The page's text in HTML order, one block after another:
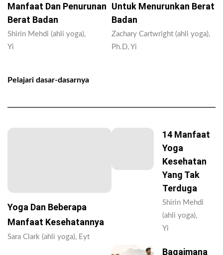
Manfaat Dan Penurunan
Berat Badan
Shirin Mehdi (ahli yoga),
Yi
Untuk Menurunkan Berat
Badan
Zachary Cartwright (ahli yoga),
Ph.D, Yi
Pelajari dasar-dasarnya
Yoga Dan Beberapa
Manfaat Kesehatannya
Sara Clark (ahli yoga), Eyt
14 Manfaat
Yoga
Kesehatan
Yang Tak
Terduga
Shirin Mehdi
(ahli yoga),
Yi
Bagaimana